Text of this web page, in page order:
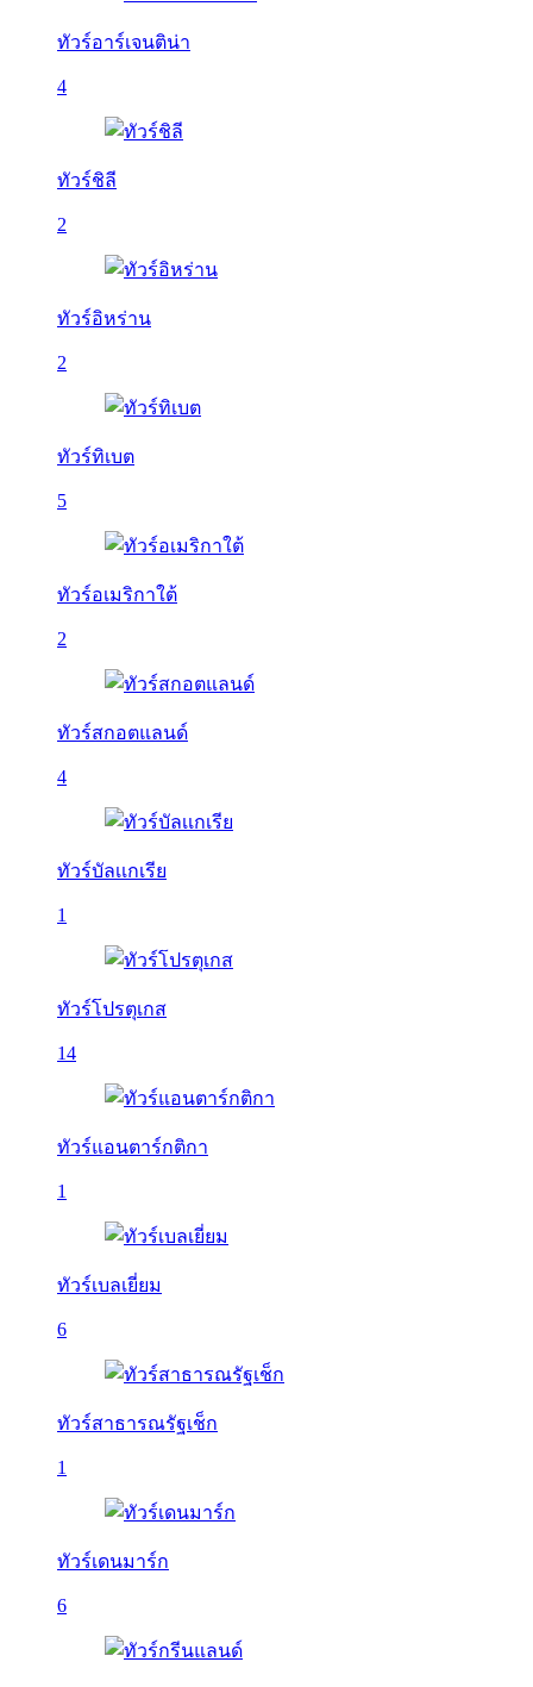
ทัวร์อาร์เจนติน่า
4
ทัวร์ชิลี
2
ทัวร์อิหร่าน
2
ทัวร์ทิเบต
5
ทัวร์อเมริกาใต้
2
ทัวร์สกอตแลนด์
4
ทัวร์บัลเเกเรีย
1
ทัวร์โปรตุเกส
14
ทัวร์แอนตาร์กติกา
1
ทัวร์เบลเยี่ยม
6
ทัวร์สาธารณรัฐเช็ก
1
ทัวร์เดนมาร์ก
6